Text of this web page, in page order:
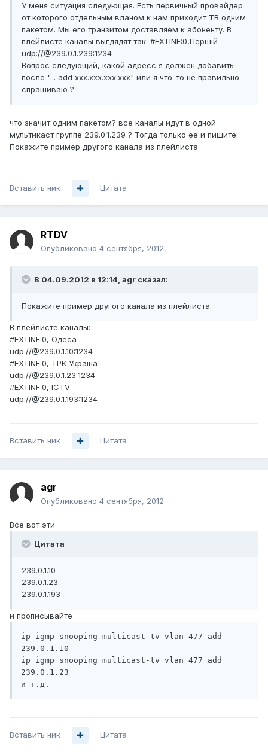
У меня ситуация следующая. Есть первичный провайдер
от которого отдельным вланом к нам приходит ТВ одним
пакетом. Мы его транзитом доставляем к абоненту. В
плейлисте каналы выгдядят так: #EXTINF:0,Першiй
udp://@239.0.1.239:1234
Вопрос следующий, какой адресс я должен добавить
после "... add xxx.xxx.xxx.xxx" или я что-то не правильно
спрашиваю ?
что значит одним пакетом? все каналы идут в одной
мультикаст группе 239.0.1.239 ? Тогда только ее и пишите.
Покажите пример другого канала из плейлиста.
Вставить ник Цитата
RTDV
Опубликовано 4 сентября, 2012
В 04.09.2012 в 12:14, agr сказал:
Покажите пример другого канала из плейлиста.
В плейлисте каналы:
#EXTINF:0, Одеса
udp://@239.0.1.10:1234
#EXTINF:0, ТРК Украiна
udp://@239.0.1.23:1234
#EXTINF:0, ICTV
udp://@239.0.1.193:1234
Вставить ник Цитата
agr
Опубликовано 4 сентября, 2012
Все вот эти
Цитата
239.0.1.10
239.0.1.23
239.0.1.193
и прописывайте
ip igmp snooping multicast-tv vlan 477 add
239.0.1.10
ip igmp snooping multicast-tv vlan 477 add
239.0.1.23
и т.д.
Вставить ник Цитата